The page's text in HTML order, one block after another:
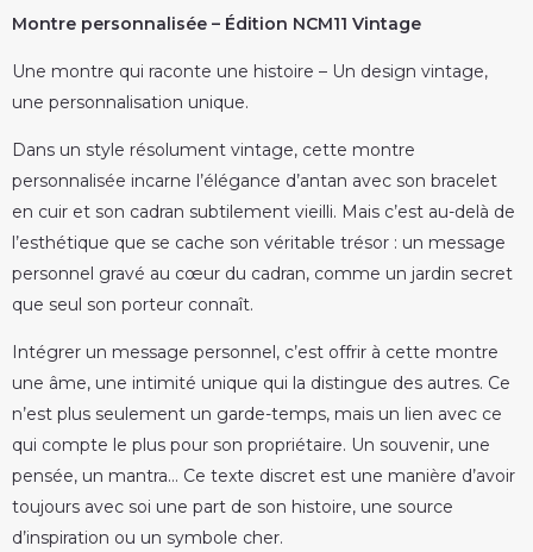
Montre personnalisée – Édition NCM11 Vintage
Une montre qui raconte une histoire – Un design vintage,
une personnalisation unique.
Dans un style résolument vintage, cette montre
personnalisée incarne l’élégance d’antan avec son bracelet
en cuir et son cadran subtilement vieilli. Mais c’est au-delà de
l’esthétique que se cache son véritable trésor : un message
personnel gravé au cœur du cadran, comme un jardin secret
que seul son porteur connaît.
Intégrer un message personnel, c’est offrir à cette montre
une âme, une intimité unique qui la distingue des autres. Ce
n’est plus seulement un garde-temps, mais un lien avec ce
qui compte le plus pour son propriétaire. Un souvenir, une
pensée, un mantra… Ce texte discret est une manière d’avoir
toujours avec soi une part de son histoire, une source
d’inspiration ou un symbole cher.